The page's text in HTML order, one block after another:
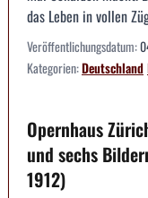
das Leben in vollen
Veröffentlichungsdatum:
Kategorien:Deutschland
Opernhaus
und sechs
1912)